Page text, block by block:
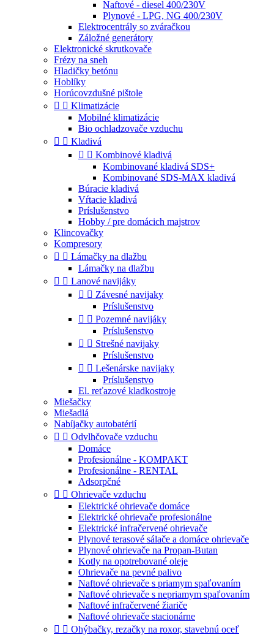
Naftové - diesel 400/230V
Plynové - LPG, NG 400/230V
Elektrocentrály so zváračkou
Záložné generátory
Elektronické skrutkovače
Frézy na sneh
Hladičky betónu
Hoblíky
Horúcovzdušné pištole
  Klimatizácie
Mobilné klimatizácie
Bio ochladzovače vzduchu
  Kladivá
  Kombinové kladivá
Kombinované kladivá SDS+
Kombinované SDS-MAX kladivá
Búracie kladivá
Vŕtacie kladivá
Príslušenstvo
Hobby / pre domácich majstrov
Klincovačky
Kompresory
  Lámačky na dlažbu
Lámačky na dlažbu
  Lanové navijáky
  Závesné navijaky
Príslušenstvo
  Pozemné navijáky
Príslušenstvo
  Strešné navijaky
Príslušenstvo
  Lešenárske navijaky
Príslušenstvo
El. reťazové kladkostroje
Miešačky
Miešadlá
Nabíjačky autobatérií
  Odvlhčovače vzduchu
Domáce
Profesionálne - KOMPAKT
Profesionálne - RENTAL
Adsorpčné
  Ohrievače vzduchu
Elektrické ohrievače domáce
Elektrické ohrievače profesionálne
Elektrické infračervené ohrievače
Plynové terasové sálače a domáce ohrievače
Plynové ohrievače na Propan-Butan
Kotly na opotrebované oleje
Ohrievače na pevné palivo
Naftové ohrievače s priamym spaľovaním
Naftové ohrievače s nepriamym spaľovaním
Naftové infračervené žiariče
Naftové ohrievače stacionárne
  Ohýbačky, rezačky na roxor, stavebnú oceľ